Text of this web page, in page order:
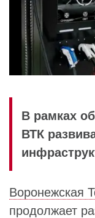
В рамках
ВТК
Воронежская
продолжает